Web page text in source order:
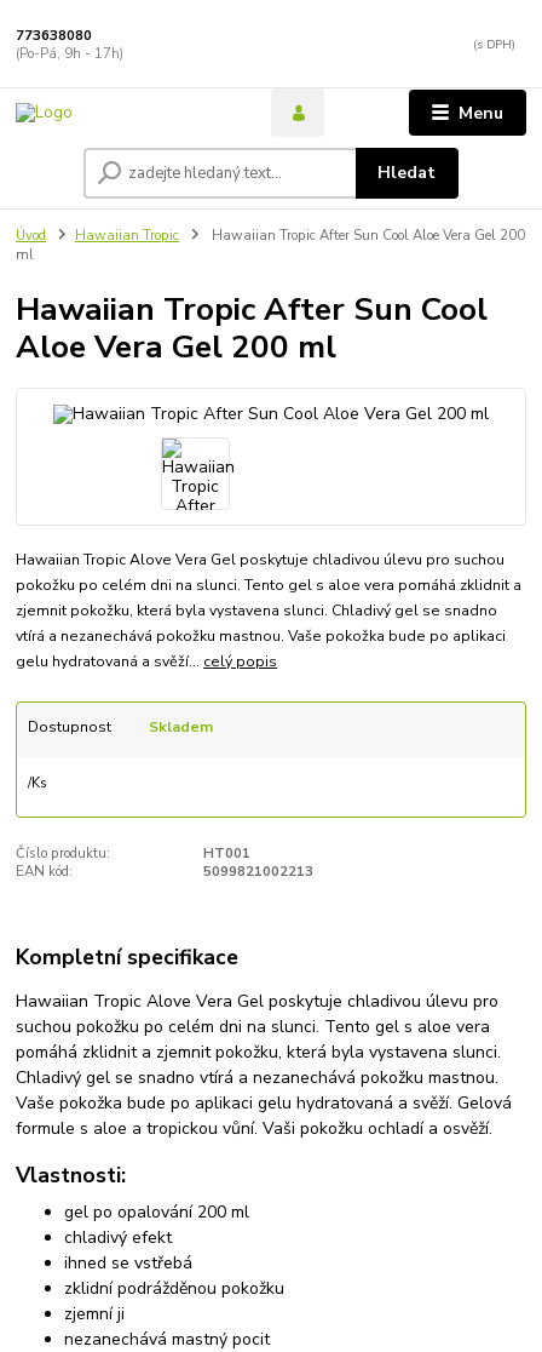
Menu
Hledat
773638080
(Po-Pá, 9h - 17h)
Úvod Hawaiian Tropic
Hawaiian Tropic After Sun Cool Aloe Vera Gel 200
ml
Hawaiian Tropic After Sun Cool
Aloe Vera Gel 200 ml
Hawaiian Tropic Alove Vera Gel poskytuje chladivou úlevu pro suchou
pokožku po celém dni na slunci. Tento gel s aloe vera pomáhá zklidnit a
zjemnit pokožku, která byla vystavena slunci. Chladivý gel se snadno
vtírá a nezanechává pokožku mastnou. Vaše pokožka bude po aplikaci
gelu hydratovaná a svěží... celý popis
Dostupnost Skladem
/Ks
Číslo produktu:
HT001
EAN kód:
5099821002213
Kompletní specifikace
Hawaiian Tropic Alove Vera Gel poskytuje chladivou úlevu pro
suchou pokožku po celém dni na slunci. Tento gel s aloe vera
pomáhá zklidnit a zjemnit pokožku, která byla vystavena slunci.
Chladivý gel se snadno vtírá a nezanechává pokožku mastnou.
Vaše pokožka bude po aplikaci gelu hydratovaná a svěží. Gelová
formule s aloe a tropickou vůní. Vaši pokožku ochladí a osvěží.
Vlastnosti:
gel po opalování 200 ml
chladivý efekt
ihned se vstřebá
zklidní podrážděnou pokožku
zjemní ji
nezanechává mastný pocit